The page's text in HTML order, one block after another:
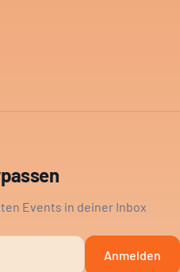
Events in deiner Inbox
Anmelden